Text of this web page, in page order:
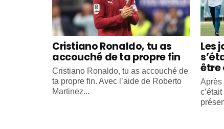
Cristiano Ronaldo, tu as
accouché de ta propre fin
Cristiano Ronaldo, tu as accouché de
ta propre fin. Avec l’aide de Roberto
Martinez...
Les
être
Après